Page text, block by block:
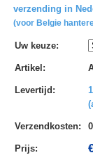
verzending in
(voor Belgie
Uw keuze:
Artikel :
Levertijd :
Verzendkosten: 0
Prijs: